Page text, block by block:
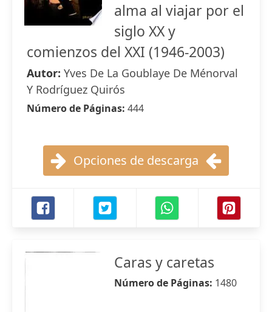
alma al viajar por el
siglo XX y
comienzos del XXI (1946-2003)
Autor: Yves De La Goublaye De Ménorval
Y Rodríguez Quirós
Número de Páginas: 444
Opciones de descarga
Caras y caretas
Número de Páginas: 1480